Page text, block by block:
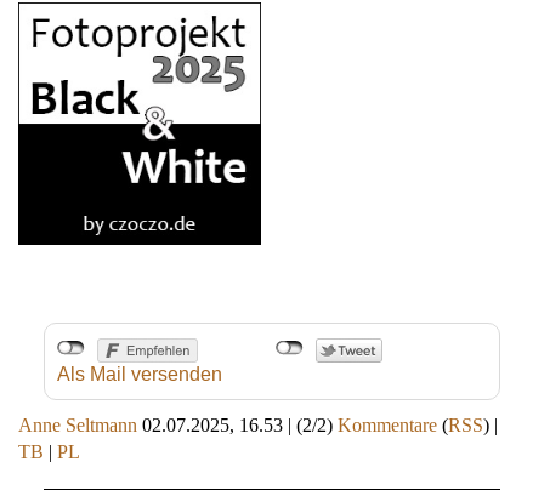
Als Mail versenden
Anne Seltmann 02.07.2025, 16.53 | (2/2) Kommentare (RSS) |
TB | PL